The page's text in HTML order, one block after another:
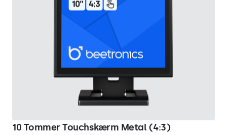
10 Tommer Touchskærm Metal (4:3)